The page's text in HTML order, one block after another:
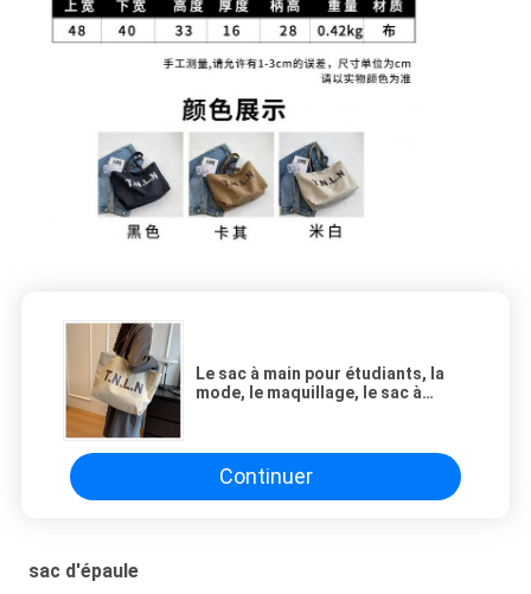
Le sac à main pour étudiants, la
mode, le maquillage, le sac à
Continuer
sac d'épaule